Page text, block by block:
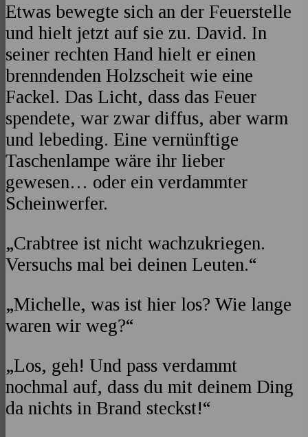
Etwas bewegte sich an der Feuerstelle
und hielt jetzt auf sie zu. David. In
seiner rechten Hand hielt er einen
brenndenden Holzscheit wie eine
Fackel. Das Licht, dass das Feuer
spendete, war zwar diffus, aber warm
und lebeding. Eine vernünftige
Taschenlampe wäre ihr lieber
gewesen… oder ein verdammter
Scheinwerfer.
„Crabtree ist nicht wachzukriegen.
Versuchs mal bei deinen Leuten.“
„Michelle, was ist hier los? Wie lange
waren wir weg?“
„Los, geh! Und pass verdammt
nochmal auf, dass du mit deinem Ding
da nichts in Brand steckst!“